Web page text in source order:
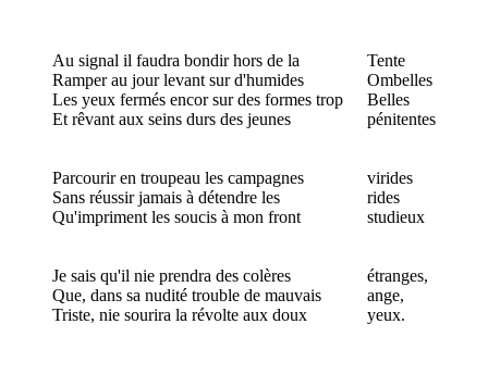
Au signal il faudra bondir hors de la
Ramper au jour levant sur d'humides
Les yeux fermés encor sur des formes trop
Et rêvant aux seins durs des jeunes
Tente
Ombelles
Belles
pénitentes
Parcourir en troupeau les campagnes
Sans réussir jamais à détendre les
Qu'impriment les soucis à mon front
virides
rides
studieux
Je sais qu'il nie prendra des colères
Que, dans sa nudité trouble de mauvais
Triste, nie sourira la révolte aux doux
étranges,
ange,
yeux.